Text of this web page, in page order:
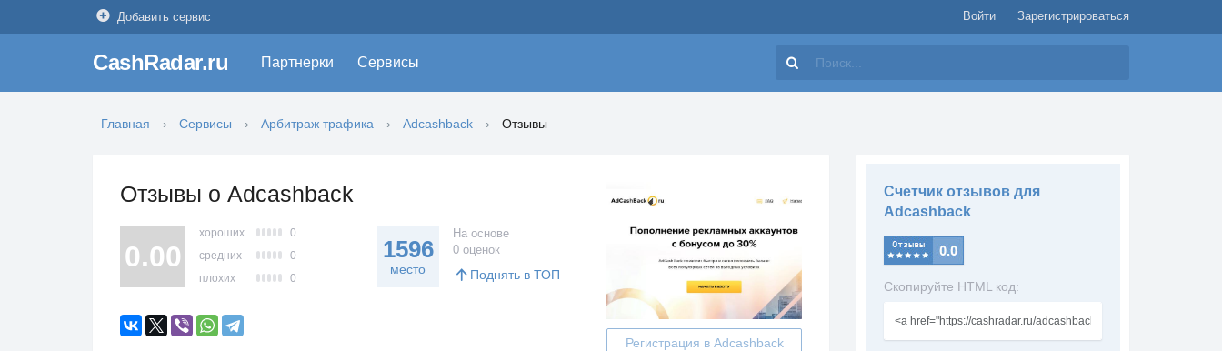
Войти Зарегистрироваться
Добавить сервис
CashRadar.ru Партнерки Сервисы Найти
Главная Сервисы Арбитраж трафика Adcashback Отзывы
Отзывы о Adcashback
Регистрация в Adcashback
0.00
хороших
0
средних
0
плохих
0
1596
место
На основе
0 оценок
Поднять в ТОП
Счетчик отзывов для
Adcashback
Скопируйте HTML код: